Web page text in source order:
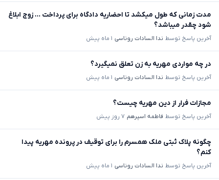
مدت زمانی که طول میکشد تا احضاریه دادگاه برای پرداخت ... زوج ابلاغ
شود چقدر میباشد؟
آخرین پاسخ توسط ندا السادات روناسی ۱ ماه پیش
در چه مواردی مهریه به زن تعلق نمیگیرد؟
آخرین پاسخ توسط ندا السادات روناسی ۱ ماه پیش
مجازات فرار از دین مهریه چیست؟
آخرین پاسخ توسط فاطمه اسپرهم ۷ روز پیش
چگونه پلاک ثبتی ملک همسرم را برای توقیف در پرونده مهریه پیدا
کنم؟
آخرین پاسخ توسط ندا السادات روناسی ۱ ماه پیش